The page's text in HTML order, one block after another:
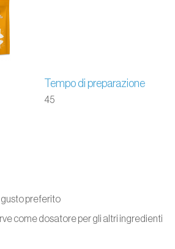
Tempo di preparazione
45
gusto preferito
come dosatore per gli altri ingredienti